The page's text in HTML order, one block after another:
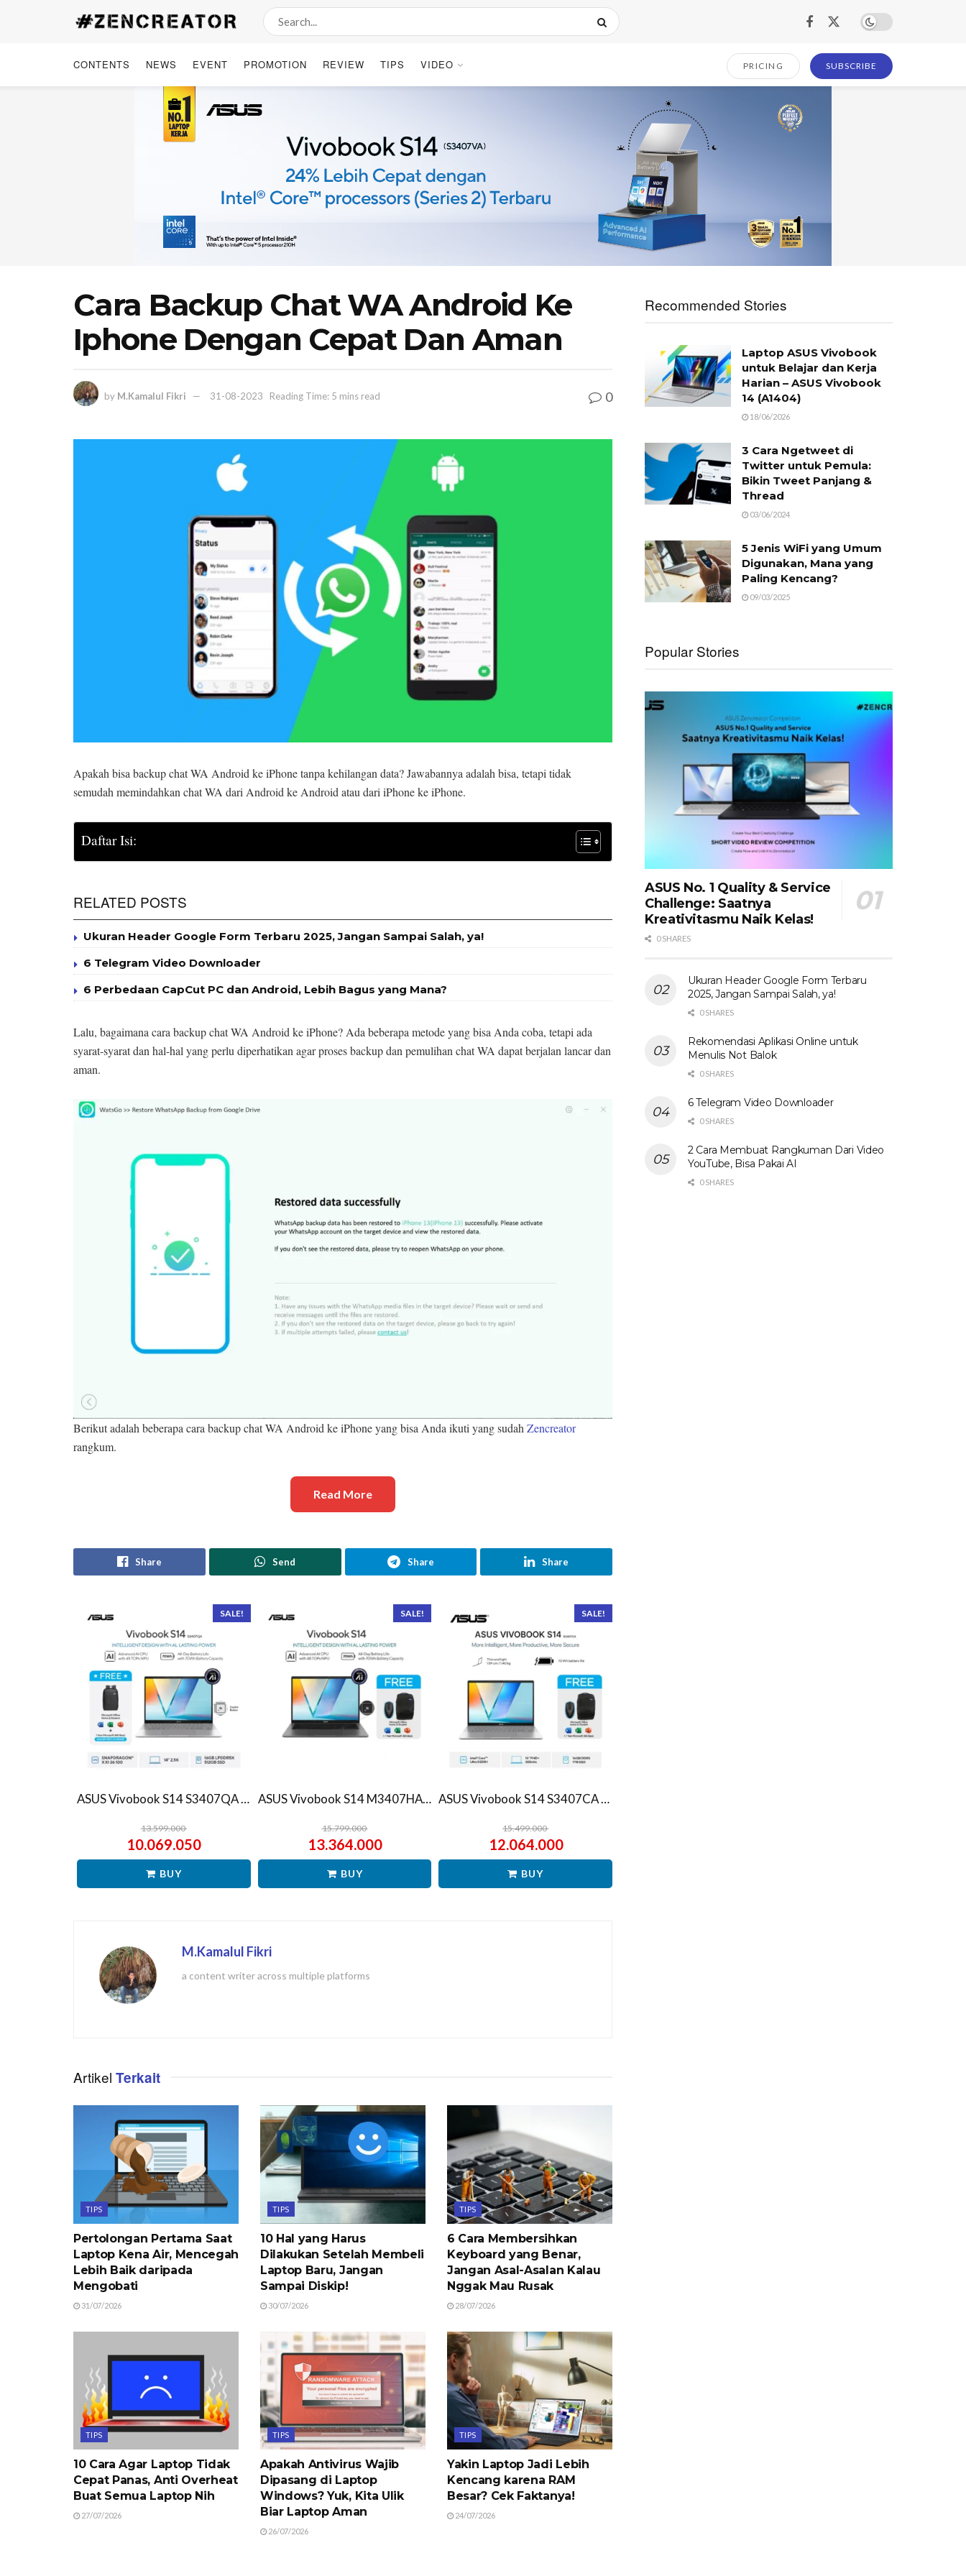
CONTENTS NEWS EVENT PROMOTION REVIEW TIPS VIDEO PRICING SUBSCRIBE
Cara Backup Chat WA Android Ke
Iphone Dengan Cepat Dan Aman
by M.Kamalul Fikri 31-08-2023 Reading Time: 5 mins read 0
Apakah bisa backup chat WA Android ke iPhone tanpa kehilangan data? Jawabannya adalah bisa, tetapi tidak
semudah memindahkan chat WA dari Android ke Android atau dari iPhone ke iPhone.
Daftar Isi:
RELATED POSTS
Ukuran Header Google Form Terbaru 2025, Jangan Sampai Salah, ya!
6 Telegram Video Downloader
6 Perbedaan CapCut PC dan Android, Lebih Bagus yang Mana?
Lalu, bagaimana cara backup chat WA Android ke iPhone? Ada beberapa metode yang bisa Anda coba, tetapi ada
syarat-syarat dan hal-hal yang perlu diperhatikan agar proses backup dan pemulihan chat WA dapat berjalan lancar dan
aman.
Berikut adalah beberapa cara backup chat WA Android ke iPhone yang bisa Anda ikuti yang sudahZencreator
rangkum.
Read More
Share Send Share Share
SALE!
ASUS Vivobook S14 S3407QA – IPSP151M – Matte Gray
13.599.000
10.069.050
BUY
SALE!
ASUS Vivobook S14 M3407HA Ryzen 7 260 1TB SSD 16GB WUXGA IPS Win11+OHS
15.799.000
13.364.000
BUY
SALE!
ASUS Vivobook S14 S3407CA Ultra 5 225H 1TB SSD 16GB WUXGA IPS Win11+OHS
15.499.000
12.064.000
BUY
M.Kamalul Fikri
a content writer across multiple platforms
Artikel Terkait
TIPS
Pertolongan Pertama Saat
Laptop Kena Air, Mencegah
Lebih Baik daripada
Mengobati
31/07/2026
TIPS
10 Hal yang Harus
Dilakukan Setelah Membeli
Laptop Baru, Jangan
Sampai Diskip!
30/07/2026
TIPS
6 Cara Membersihkan
Keyboard yang Benar,
Jangan Asal-Asalan Kalau
Nggak Mau Rusak
28/07/2026
TIPS
10 Cara Agar Laptop Tidak
Cepat Panas, Anti Overheat
Buat Semua Laptop Nih
27/07/2026
TIPS
Apakah Antivirus Wajib
Dipasang di Laptop
Windows? Yuk, Kita Ulik
Biar Laptop Aman
26/07/2026
TIPS
Yakin Laptop Jadi Lebih
Kencang karena RAM
Besar? Cek Faktanya!
24/07/2026
Recommended Stories
Laptop ASUS Vivobook
untuk Belajar dan Kerja
Harian – ASUS Vivobook
14 (A1404)
18/06/2026
3 Cara Ngetweet di
Twitter untuk Pemula:
Bikin Tweet Panjang &
Thread
03/06/2024
5 Jenis WiFi yang Umum
Digunakan, Mana yang
Paling Kencang?
09/03/2025
Popular Stories
ASUS No. 1 Quality & Service
Challenge: Saatnya
Kreativitasmu Naik Kelas!
0 SHARES
Ukuran Header Google Form Terbaru
2025, Jangan Sampai Salah, ya!
0 SHARES
Rekomendasi Aplikasi Online untuk
Menulis Not Balok
0 SHARES
6 Telegram Video Downloader
0 SHARES
2 Cara Membuat Rangkuman Dari Video
YouTube, Bisa Pakai AI
0 SHARES